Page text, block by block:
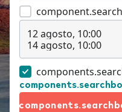
12 agosto, 10:00
14 agosto, 10:00